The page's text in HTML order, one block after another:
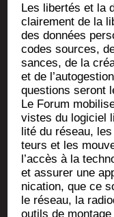
Les liber­tés et la
clai­re­ment de la
des don­nées
codes sources,
sances, de la
et de
ques­tions seront
Le Forum
vistes du logi­ciel
li­té du réseau,
teurs et les
l’accès à la
et assu­rer une
ni­ca­tion, que ce
le réseau, la
outils de mon­tage